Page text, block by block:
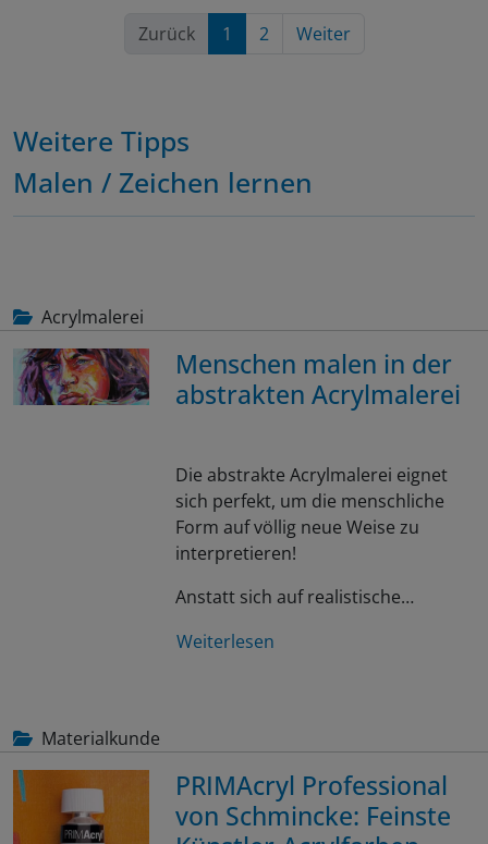
Zurück 1 2 Weiter
Weitere Tipps
Malen / Zeichen lernen
Acrylmalerei
Menschen malen in der
abstrakten Acrylmalerei
Die abstrakte Acrylmalerei eignet
sich perfekt, um die menschliche
Form auf völlig neue Weise zu
interpretieren!
Anstatt sich auf realistische…
Weiterlesen
Materialkunde
PRIMAcryl Professional
von Schmincke: Feinste